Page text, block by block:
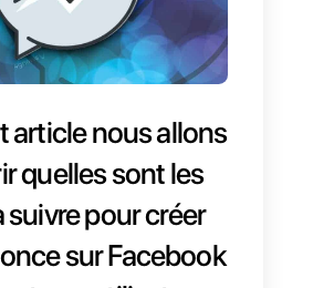
article nous